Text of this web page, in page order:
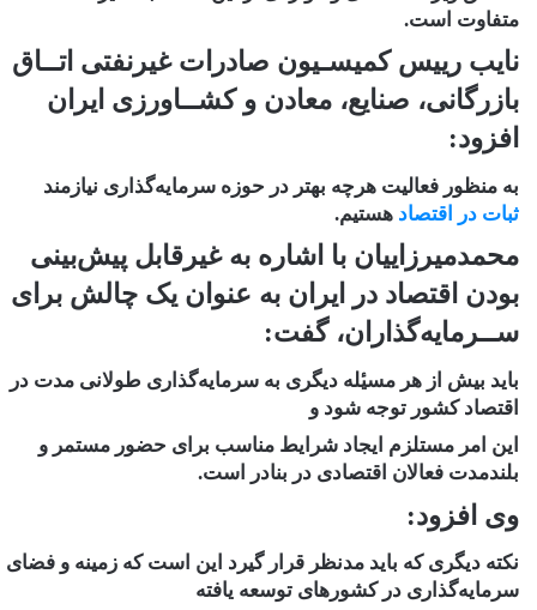
متفاوت است.
نایب رییس کمیسـیون صادرات غیرنفتی اتــاق
بازرگانی، صنایع، معادن و کشــاورزی ایران
افزود:
به منظور فعالیت هرچه بهتر در حوزه سرمایه‌گذاری نیازمند
ثبات در اقتصاد هستیم.
محمدمیرزاییان با اشاره به غیرقابل پیش‌بینی
بودن اقتصاد در ایران به عنوان یک چالش برای
ســرمایه‌گذاران، گفت:
باید بیش از هر مسیٔله دیگری به سرمایه‌گذاری طولانی مدت در
اقتصاد کشور توجه شود و
این امر مستلزم ایجاد شرایط مناسب برای حضور مستمر و
بلندمدت فعالان اقتصادی در بنادر است.
وی افزود:
نکته دیگری که باید مدنظر قرار گیرد این است که زمینه و فضای
سرمایه‌گذاری در کشورهای توسعه یافته